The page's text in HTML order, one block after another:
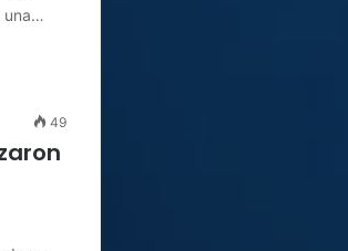
una…
49